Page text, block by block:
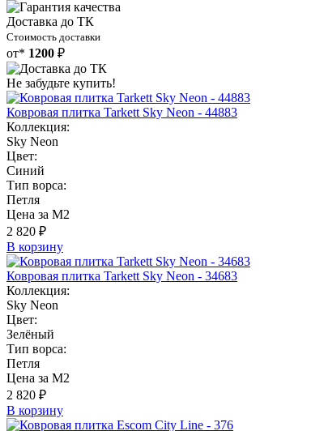
Доставка до ТК
Стоимость доставки
от* 1200 ₽
Не забудьте купить!
Ковровая плитка Tarkett Sky Neon - 44883
Коллекция:
Sky Neon
Цвет:
Синий
Тип ворса:
Петля
Цена за М2
2 820 ₽
В корзину
Ковровая плитка Tarkett Sky Neon - 34683
Коллекция:
Sky Neon
Цвет:
Зелёный
Тип ворса:
Петля
Цена за М2
2 820 ₽
В корзину